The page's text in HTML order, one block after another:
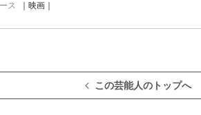
ス ｜映画｜
この芸能人のトップへ